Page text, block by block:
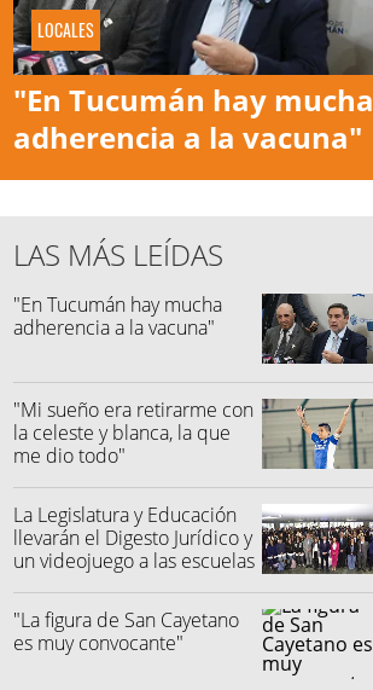
LOCALES
"En Tucumán hay mucha
adherencia a la vacuna"
LAS MÁS LEÍDAS
"En Tucumán hay mucha
adherencia a la vacuna"
"Mi sueño era retirarme con
la celeste y blanca, la que
me dio todo"
La Legislatura y Educación
llevarán el Digesto Jurídico y
un videojuego a las escuelas
"La figura de San Cayetano
es muy convocante"